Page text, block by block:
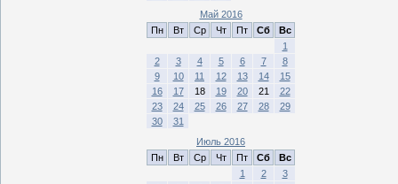
Май 2016
Пн
Вт Ср Чт Пт Сб
Вс
1
2
3 4 5 6 7
8
9
10 11 12 13 14
15
16
17 18 19 20 21
22
23
24 25 26 27 28
29
30
31
Июль 2016
Пн
Вт Ср Чт Пт Сб
Вс
1
2
3